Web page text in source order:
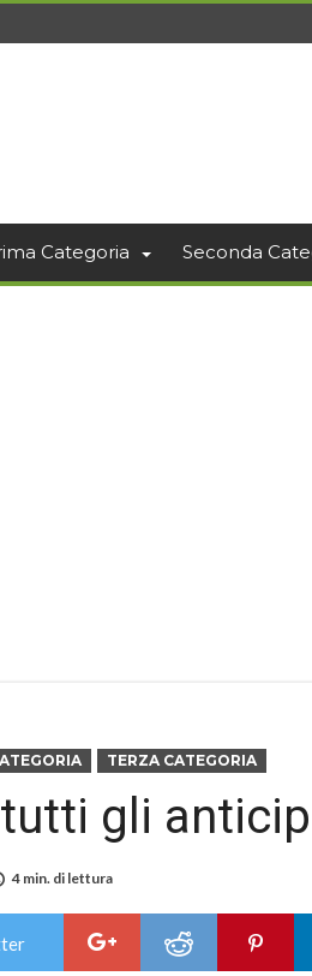
Categoria Seconda
TERZA CATEGORIA
gli
4 min. di lettura